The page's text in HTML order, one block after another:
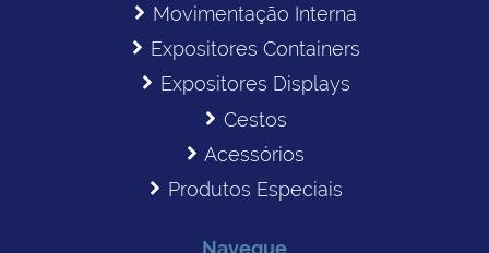
Movimentação Interna
Expositores Containers
Expositores Displays
Cestos
Acessórios
Produtos Especiais
Navegue